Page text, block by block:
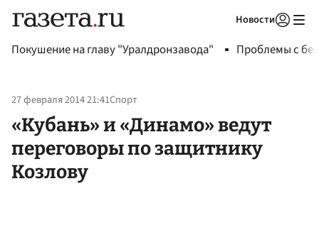
Новости
Покушение на главу "Уралдронзавода" Проблемы с
27 февраля 2014 21:41Спорт
«Кубань» и «Динамо» ведут
переговоры по защитнику
Козлову